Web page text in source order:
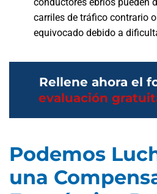
carriles de tráfico contrario
equivocado debido a
Rellene ahora el
evaluación
Podemos
una